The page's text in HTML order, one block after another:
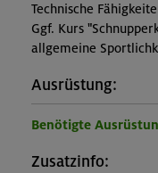
Technische
Ggf. Kurs
allgemeine
Ausrüstung:
Benötigte
Zusatzinfo: